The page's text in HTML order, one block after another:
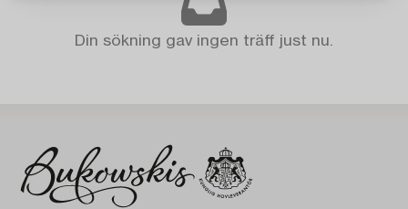
Din sökning gav ingen träff just nu.